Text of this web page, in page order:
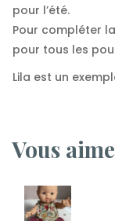
pour l’été.
Pour compléter
pour tous les
Lila est un
Vous